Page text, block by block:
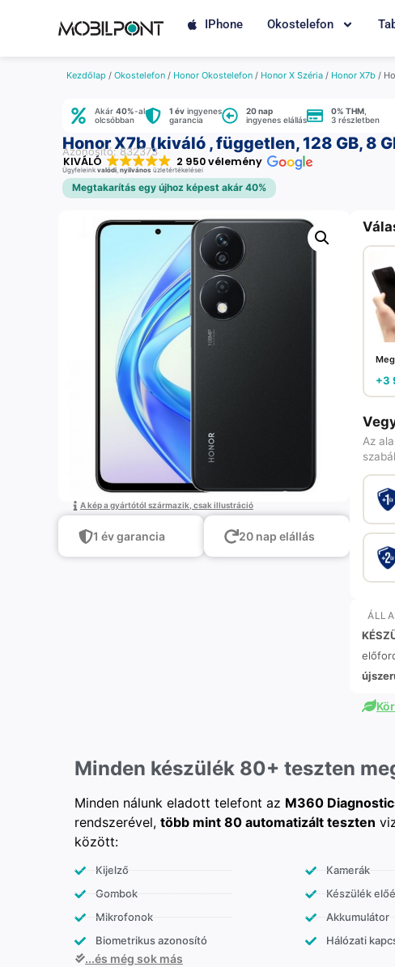
IPhone Okostelefon
Kezdőlap / Okostelefon / Honor Okostelefon / Honor X Széria / Honor X7b /
Akár 40%-al
olcsóbban
1 év ingyenes
garancia
20 nap
ingyenes elállás
0% THM
3 részletben
Honor X7b (kiváló , független, 128 GB, 8
Azonosító: 832373
KIVÁLÓ 2 950 vélemény
Ügyfeleink valódi, nyilvános üzletértékelései
Megtakarítás egy újhoz képest akár 40%
A kép a gyártótól származik, csak illustráció
1 év garancia 20 nap elállás
+3
Az
Minden készülék 80+ teszten
Minden nálunk eladott telefont az M360
rendszerével, több mint 80 automatizált teszten
között:
Kijelző
Gombok
Mikrofonok
Biometrikus azonosító
Kamerák
Készülék
Akkumulátor
Hálózati
...és még sok más